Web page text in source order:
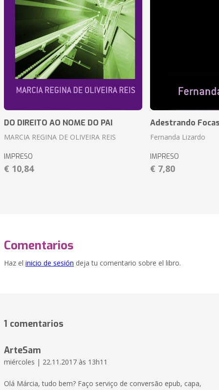
DO DIREITO AO NOME DO PAI
MARCIA REGINA DE OLIVEIRA REIS
IMPRESO
€ 10,84
Adestrando
Fernanda Lizardo
IMPRESO
€ 7,80
Comentarios
Haz el inicio de sesión deja tu comentario sobre el libro.
1 comentarios
ArteSam
miércoles | 22.11.2017 às 13h11
Olá Márcia, tudo bem? Faço serviço de conversão epub, capa,